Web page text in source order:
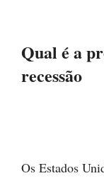
Qual é a
recessão
Os Estados